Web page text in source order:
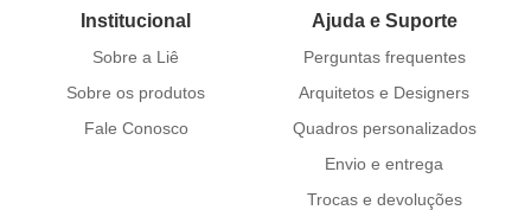
Institucional
Sobre a Liê
Sobre os produtos
Fale Conosco
Ajuda e Suporte
Perguntas frequentes
Arquitetos e Designers
Quadros personalizados
Envio e entrega
Trocas e devoluções